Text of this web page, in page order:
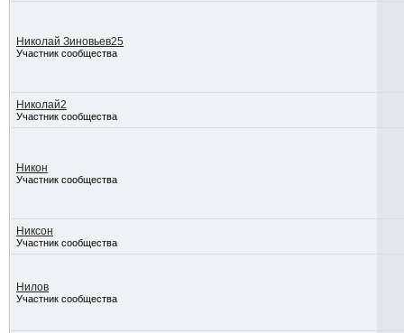
Николай Зиновьев25
Участник сообщества
Николай2
Участник сообщества
Никон
Участник сообщества
Никсон
Участник сообщества
Нилов
Участник сообщества